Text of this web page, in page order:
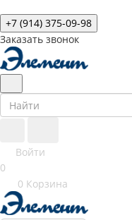
+7 (914) 375-09-98
Заказать звонок
Войти
0
0 Корзина